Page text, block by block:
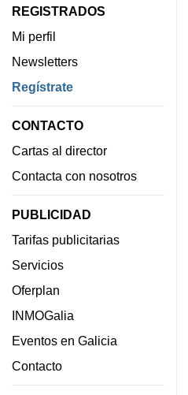
REGISTRADOS
Mi perfil
Newsletters
Regístrate
CONTACTO
Cartas al director
Contacta con nosotros
PUBLICIDAD
Tarifas publicitarias
Servicios
Oferplan
INMOGalia
Eventos en Galicia
Contacto